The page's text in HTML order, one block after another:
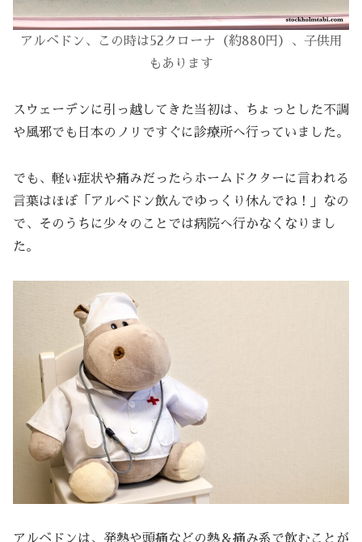
アルベドン、この時は52クローナ（約880円）、子供用
もあります
スウェーデンに引っ越してきた当初は、ちょっとした不調
や風邪でも日本のノリですぐに診療所へ行っていました。
でも、軽い症状や痛みだったらホームドクターに言われる
言葉はほぼ「アルベドン飲んでゆっくり休んでね！」なの
で、そのうちに少々のことでは病院へ行かなくなりまし
た。
アルベドンは、発熱や頭痛などの熱＆痛み系で飲むことが